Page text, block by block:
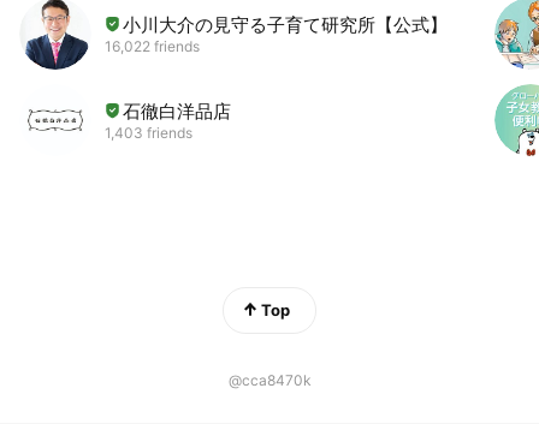
2020ビューティーキャンプ講師が担当します
小川大介の見守る子育て研究所【公式】
16,022 friends
石徹白洋品店
1,403 friends
Top
@cca8470k